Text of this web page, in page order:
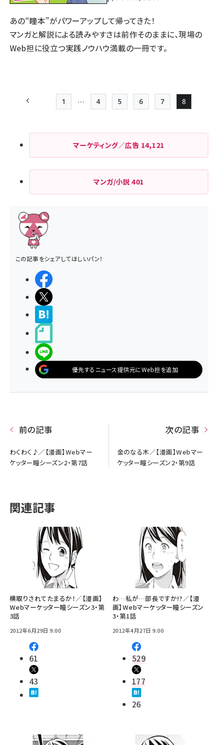
あの“瞳本”がパワーアップして帰ってきた！
マンガと解説による読みやすさは前作そのままに、現場の
Web担に役立つ実践ノウハウ満載の一冊です。
ジ
送
り
前ページ 先頭ページ
1 …
Page
4
Page
5
Page
6
Page
7
Page
8
マーケティング／広告 14,121
マンガ/小説401
この記事をシェアしてほしいパン！
優先するニュース提供元にWeb担を追加
前の記事
わくわく♪／【漫画】Webマー
ケッター瞳シーズン2・第7話
次の記事
金のなる木／【漫画】Webマー
ケッター瞳シーズン2・第9話
関連記事
横取りされてたまるか！／【漫画】
Webマーケッター瞳シーズン3・第
3話
2012年6月29日 9:00
61
43
わ…私が…部長ですか!?／【漫
画】Webマーケッター瞳シーズン
3・第1話
2012年4月27日 9:00
529
177
26